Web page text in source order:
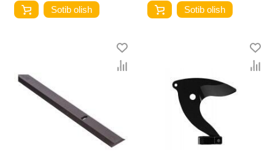
Sotib olish Sotib olish